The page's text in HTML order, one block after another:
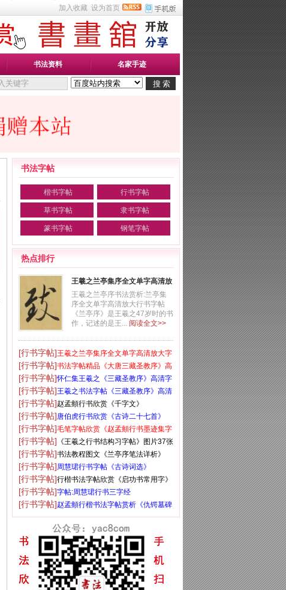
加入收藏 设为首页
书法资料 名家手迹
书法字帖
楷书字帖 行书字帖
草书字帖 隶书字帖
篆书字帖 钢笔字帖
热点排行
王羲之兰亭集序全文单字高清放
大字帖
王羲之兰亭序书法赏析:兰亭集
序全文单字高清放大行书字帖
《兰亭序》是王羲之47岁时的书
作，记述的是王... 阅读全文>>
[行书字帖]王羲之兰亭集序全文单字高清放大字
帖
[行书字帖]书法字帖精品《大唐三藏圣教序》高
清晰米字格版
[行书字帖]怀仁集王羲之《三藏圣教序》高清字
帖
[行书字帖]王羲之书法字帖《三藏圣教序》高清
大图
[行书字帖]赵孟頫行书欣赏《千字文》
[行书字帖]唐伯虎行书欣赏《古诗二十七首》
[行书字帖]毛笔字帖欣赏《赵孟頫行书墨迹集字
古诗》
[行书字帖] 《王羲之行书结构习字帖》图片37张
[行书字帖]书法教程图文《兰亭序笔法详析》
[行书字帖]周慧珺行书字帖《古诗词选》
[行书字帖]行楷书法字帖欣赏《启功书常用字》
[行书字帖]字帖:周慧珺行书三字经
[行书字帖]赵孟頫行楷书法字帖赏析《仇锷墓碑
铭》